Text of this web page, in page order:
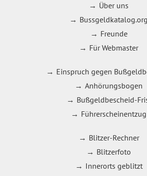
Über uns
Bussgeldkatalog.org
Freunde
Für Webmaster
Einspruch gegen
Anhörungsbogen
Bußgeldbescheid-
Führerscheinentzug
Blitzer-Rechner
Blitzerfoto
Innerorts geblitzt